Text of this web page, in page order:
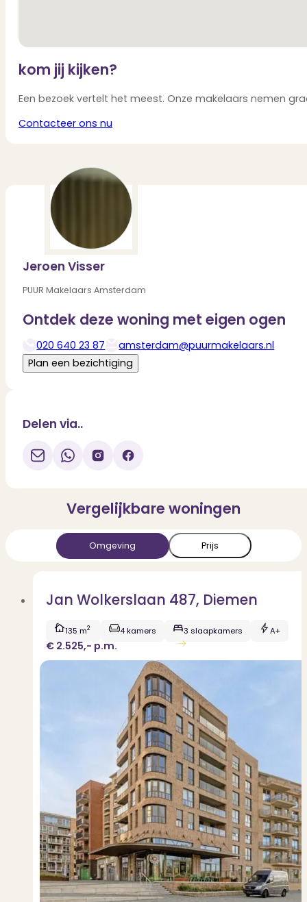
kom jij kijken?
Een bezoek vertelt het meest. Onze makelaars nemen
Contacteer ons nu
Jeroen Visser
PUUR Makelaars Amsterdam
Ontdek deze woning met eigen ogen
020 640 23 87
amsterdam@puurmakelaars.nl
Plan een bezichtiging
Delen via..
Vergelijkbare woningen
Omgeving Prijs
Jan Wolkerslaan 487, Diemen
135 m2 4 kamers 3 slaapkamers A+
€ 2.525,- p.m.